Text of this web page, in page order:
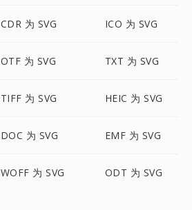
CDR 为 SVG ICO 为 SVG
OTF 为 SVG TXT 为 SVG
TIFF 为 SVG HEIC 为 SVG
DOC 为 SVG EMF 为 SVG
WOFF 为 SVG ODT 为 SVG